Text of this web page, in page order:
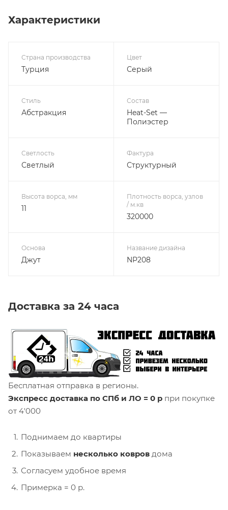
Характеристики
Страна производства
Турция
Цвет
Серый
Стиль
Абстракция
Состав
Heat-Set —
Полиэстер
Светлость
Светлый
Фактура
Структурный
Высота ворса, мм
11
Плотность ворса, узлов
/ м.кв
320000
Основа
Джут
Название дизайна
NP208
Доставка за 24 часа
Бесплатная отправка в регионы.
Экспресс доставка по СПб и ЛО = 0 р при покупке
от 4'000
Поднимаем до квартиры
Показываем несколько ковров дома
Согласуем удобное время
Примерка = 0 р.